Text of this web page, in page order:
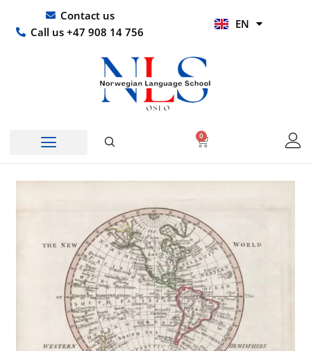
content
Contact us
Call us +47 908 14 756
EN
HI
0
Basket